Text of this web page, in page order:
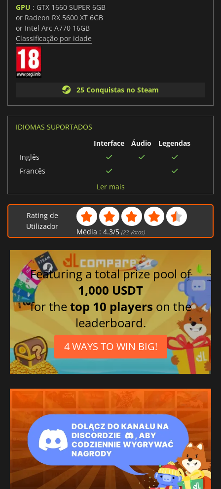
GPU : GTX 1660 SUPER 6GB
or Radeon RX 5600 XT 6GB
or Intel Arc A770 16GB
Classificação por idade
25 Conquistas no Steam
IDIOMAS SUPORTADOS
Interface
Áudio
Legendas
Inglês
Francês
Coreano
Polonês
Português brasileiro
Russo
Espanhol
Alemão
Italiano
Ler mais
Rating de
Utilizador
Média : 4.3/5 (23Votos)
Featuring a total prize pool of
1,000 USDT
for thetop 10 players on the
leaderboard.
4 WAYS TO WIN BIG!